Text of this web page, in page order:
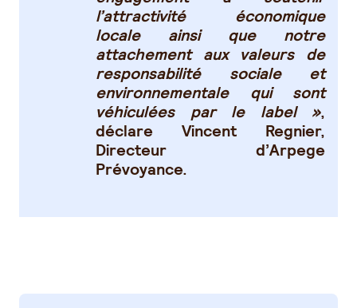
l’attractivité économique
locale ainsi que notre
attachement aux valeurs de
responsabilité sociale et
environnementale qui sont
véhiculées par le label »,
déclare Vincent Regnier,
Directeur d’Arpege
Prévoyance.